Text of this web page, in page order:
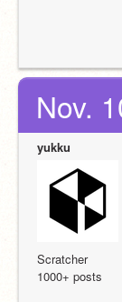
Nov.
yukku
Scratcher
1000+ posts